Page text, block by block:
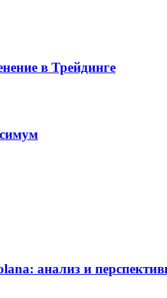
в Трейдинге
анализ и